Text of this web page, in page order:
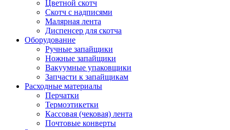
Цветной скотч
Скотч с надписями
Малярная лента
Диспенсер для скотча
Оборудование
Ручные запайщики
Ножные запайщики
Вакуумные упаковщики
Запчасти к запайщикам
Расходные материалы
Перчатки
Термоэтикетки
Кассовая (чековая) лента
Почтовые конверты